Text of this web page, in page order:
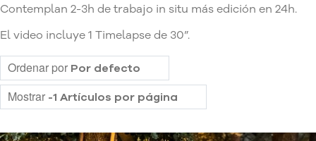
Contemplan 2-3h de trabajo in situ más edición en 24h.
El video incluye 1 Timelapse de 30”.
Ordenar por Por defecto
Mostrar -1 Artículos por página